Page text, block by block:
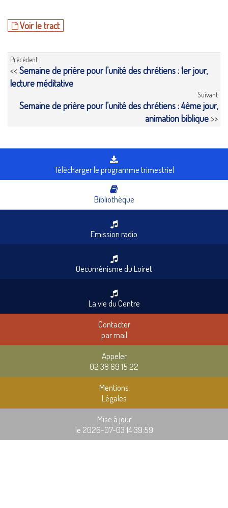
Voir le tract
Précédent
<<Semaine de prière pour l’unité des chrétiens : 1er jour,
lecture méditative
Suivant
Semaine de prière pour l’unité des chrétiens : 4ème jour,
animation biblique >>
Télécharger le programme trimestriel
Bibliothèque
Emission radio
Oecuménisme du Loiret
La vie du Centre
Contacter
par mail
Appeler
02 38 69 15 22
Mentions
Légales
Mise à jour
le 2026-07-03 14:39:59